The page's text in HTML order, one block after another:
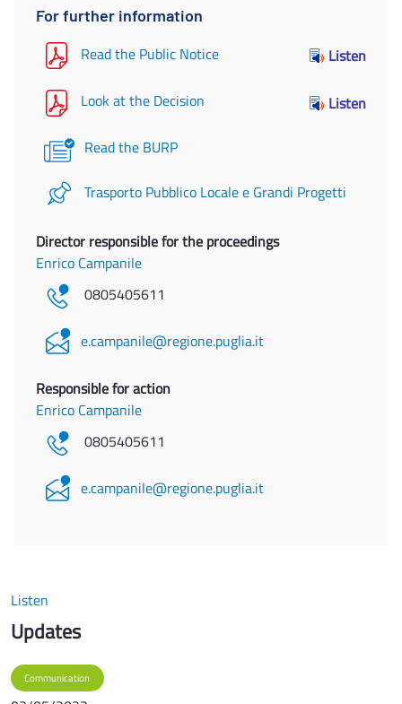
For further information
Read the Public Notice Listen
Look at the Decision Listen
Read the BURP
Trasporto Pubblico Locale e Grandi Progetti
Director responsible for the proceedings
Enrico Campanile
0805405611
e.campanile@regione.puglia.it
Responsible for action
Enrico Campanile
0805405611
e.campanile@regione.puglia.it
Listen
Updates
Communication